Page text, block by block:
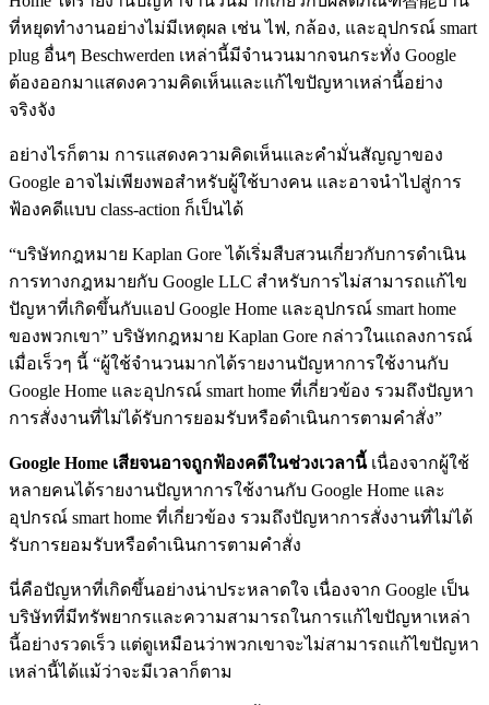
ที่หยุดทำงานอย่างไม่มีเหตุผล เช่น ไฟ, กล้อง, และอุปกรณ์ smart
plug อื่นๆ Beschwerden เหล่านี้มีจำนวนมากจนกระทั่ง Google
ต้องออกมาแสดงความคิดเห็นและแก้ไขปัญหาเหล่านี้อย่าง
จริงจัง
อย่างไรก็ตาม การแสดงความคิดเห็นและคำมั่นสัญญาของ
Google อาจไม่เพียงพอสำหรับผู้ใช้บางคน และอาจนำไปสู่การ
ฟ้องคดีแบบ class-action ก็เป็นได้
“บริษัทกฎหมาย Kaplan Gore ได้เริ่มสืบสวนเกี่ยวกับการดำเนิน
การทางกฎหมายกับ Google LLC สำหรับการไม่สามารถแก้ไข
ปัญหาที่เกิดขึ้นกับแอป Google Home และอุปกรณ์ smart home
ของพวกเขา” บริษัทกฎหมาย Kaplan Gore กล่าวในแถลงการณ์
เมื่อเร็วๆ นี้ “ผู้ใช้จำนวนมากได้รายงานปัญหาการใช้งานกับ
Google Home และอุปกรณ์ smart home ที่เกี่ยวข้อง รวมถึงปัญหา
การสั่งงานที่ไม่ได้รับการยอมรับหรือดำเนินการตามคำสั่ง”
Google Home เสียจนอาจถูกฟ้องคดีในช่วงเวลานี้เนื่องจากผู้ใช้
หลายคนได้รายงานปัญหาการใช้งานกับ Google Home และ
อุปกรณ์ smart home ที่เกี่ยวข้อง รวมถึงปัญหาการสั่งงานที่ไม่ได้
รับการยอมรับหรือดำเนินการตามคำสั่ง
นี่คือปัญหาที่เกิดขึ้นอย่างน่าประหลาดใจ เนื่องจาก Google เป็น
บริษัทที่มีทรัพยากรและความสามารถในการแก้ไขปัญหาเหล่า
นี้อย่างรวดเร็ว แต่ดูเหมือนว่าพวกเขาจะไม่สามารถแก้ไขปัญหา
เหล่านี้ได้แม้ว่าจะมีเวลาก็ตาม